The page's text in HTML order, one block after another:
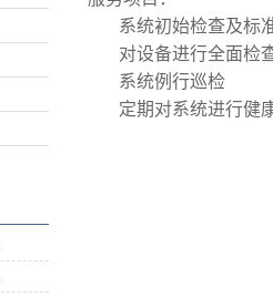
系统初始检查及标
对设备进行全面检查
系统例行巡检
定期对系统进行健康